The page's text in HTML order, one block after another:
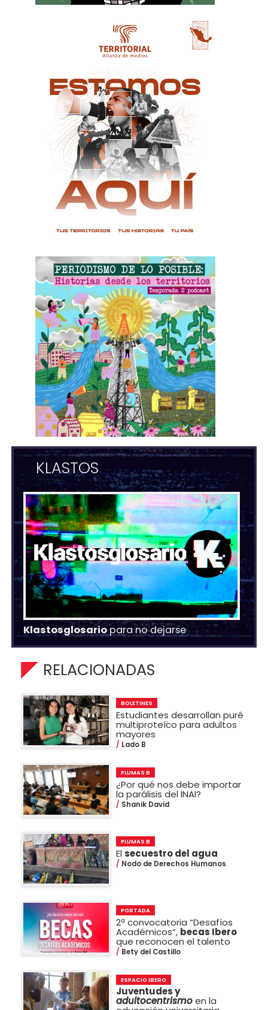
KLASTOS
Klastosglosariopara no dejarse
RELACIONADAS
BOLETINES
Estudiantes desarrollan puré
multiproteíco para adultos
mayores
Lado B
PLUMAS B
¿Por qué nos debe importar
la parálisis del INAI?
Shanik David
PLUMAS B
Elsecuestro del agua
Nodo de Derechos Humanos
PORTADA
2ª convocatoria “Desafíos
Académicos”, becas Ibero
que reconocen el talento
Bety del Castillo
ESPACIO IBERO
Juventudes y
adultocentrismoen la